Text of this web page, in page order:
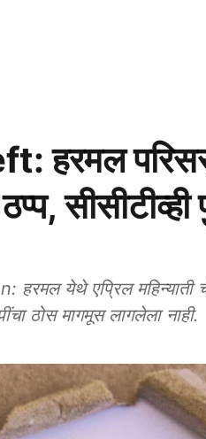
येथे एप्रिल महिन्याती
ठोस मागमूस लागलेला नाही.